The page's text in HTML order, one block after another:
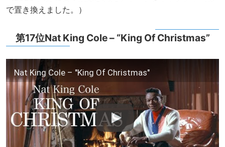
で置き換えました。）
第17位Nat King Cole – “King Of Christmas”
Nat King Cole – "King Of Christmas"